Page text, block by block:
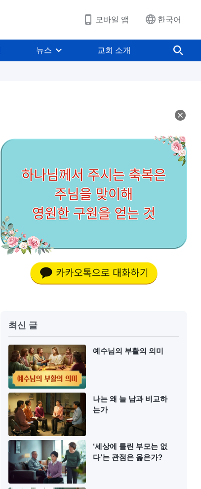
모바일 앱 한국어
뉴스 교회 소개
최신 글
예수님의 부활의 의미
나는 왜 늘 남과 비교하
는가
‘세상에 틀린 부모는 없
다’는 관점은 옳은가?